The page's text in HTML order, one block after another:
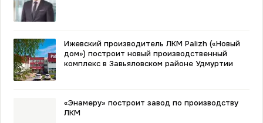
Ижевский производитель ЛКМ Palizh («Новый
дом») построит новый производственный
комплекс в Завьяловском районе Удмуртии
«Энамеру» построит завод по производству
ЛКМ